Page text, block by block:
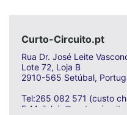
Curto-Circuito.pt
Rua Dr. José Leite
Lote 72, Loja B
2910-565 Setúbal,
Tel:265 082 571 (custo
E-Mail: loja@curto-